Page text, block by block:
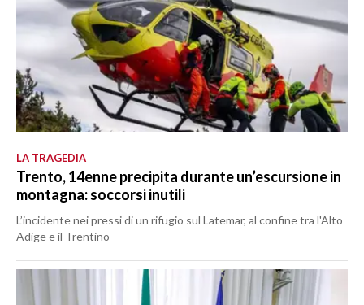
LA TRAGEDIA
Trento, 14enne precipita durante un’escursione in
montagna: soccorsi inutili
L’incidente nei pressi di un rifugio sul Latemar, al confine tra l'Alto
Adige e il Trentino